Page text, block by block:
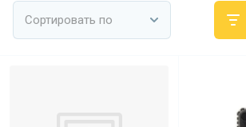
Сортировать по